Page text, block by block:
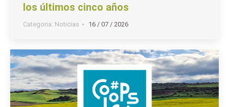
los últimos cinco años
Categoria: Noticias 16 / 07 / 2026